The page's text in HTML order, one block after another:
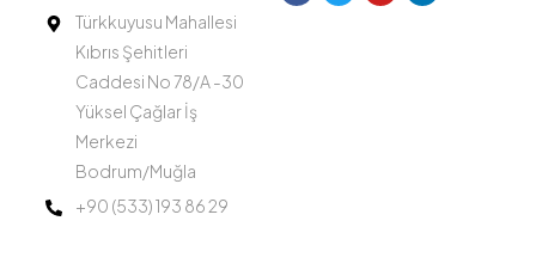
Türkkuyusu Mahallesi
Kıbrıs Şehitleri
Caddesi No 78/A -30
Yüksel Çağlar İş
Merkezi
Bodrum/Muğla
+90 (533) 193 86 29